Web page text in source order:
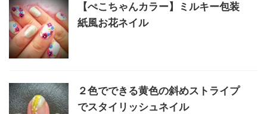
【ぺこちゃんカラー】ミルキー包装
紙風お花ネイル
２色でできる黄色の斜めストライプ
でスタイリッシュネイル